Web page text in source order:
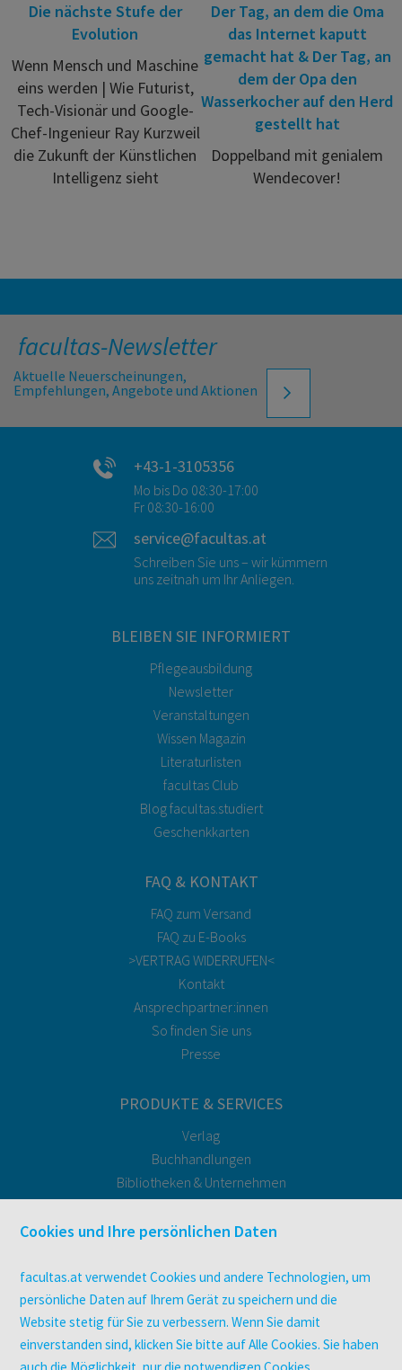
Die nächste Stufe der
Evolution
Wenn Mensch und Maschine
eins werden | Wie Futurist,
Tech-Visionär und Google-
Chef-Ingenieur Ray Kurzweil
die Zukunft der Künstlichen
Intelligenz sieht
Der Tag, an dem die Oma
das Internet kaputt
gemacht hat & Der Tag, an
dem der Opa den
Wasserkocher auf den Herd
gestellt hat
Doppelband mit genialem
Wendecover!
facultas-Newsletter
Aktuelle Neuerscheinungen,
Empfehlungen, Angebote und Aktionen
+43-1-3105356
Mo bis Do 08:30-17:00
Fr 08:30-16:00
service@facultas.at
Schreiben Sie uns – wir kümmern
uns zeitnah um Ihr Anliegen.
BLEIBEN SIE INFORMIERT
Pflegeausbildung
Newsletter
Veranstaltungen
Wissen Magazin
Literaturlisten
facultas Club
Blog facultas.studiert
Geschenkkarten
FAQ & KONTAKT
FAQ zum Versand
FAQ zu E-Books
>VERTRAG WIDERRUFEN<
Kontakt
Ansprechpartner:innen
So finden Sie uns
Presse
PRODUKTE & SERVICES
Verlag
Buchhandlungen
Bibliotheken & Unternehmen
Druckerei facultas druckt.
Zeitschriften
Digitale Angebote
UNTERNEHMEN
Cookies und Ihre persönlichen Daten
facultas.at verwendet Cookies und andere Technologien, um
persönliche Daten auf Ihrem Gerät zu speichern und die
Website stetig für Sie zu verbessern. Wenn Sie damit
einverstanden sind, klicken Sie bitte auf Alle Cookies. Sie haben
auch die Möglichkeit, nur die notwendigen Cookies